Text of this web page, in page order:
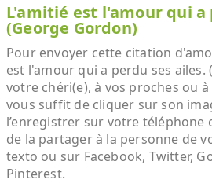
L'amitié est l'amour qui a
(George Gordon)
Pour envoyer cette citation
est l'amour qui a perdu ses ailes.
votre chéri(e), à vos proches ou
vous suffit de cliquer sur son
l’enregistrer sur votre
de la partager à la personne de
texto ou sur Facebook, Twitter,
Pinterest.